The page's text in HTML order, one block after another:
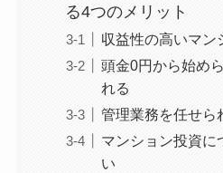
る4つのメリット
収益性の高いマン
頭金0円から始め
れる
管理業務を任せら
マンション投資に
い